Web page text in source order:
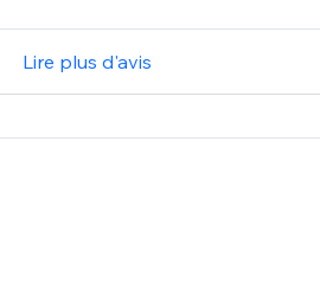
Lire plus d'avis